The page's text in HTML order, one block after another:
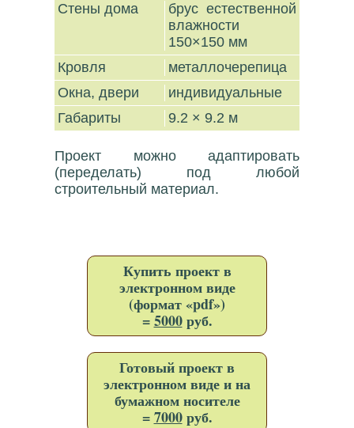
Стены дома
брус естественной
влажности
150×150 мм
Кровля
металлочерепица
Окна, двери
индивидуальные
Габариты
9.2 × 9.2 м
Проект можно адаптировать
(переделать) под любой
строительный материал.
Купить проект в
электронном виде
(формат «pdf»)
=5000руб.
Готовый проект в
электронном виде и на
бумажном носителе
=7000руб.